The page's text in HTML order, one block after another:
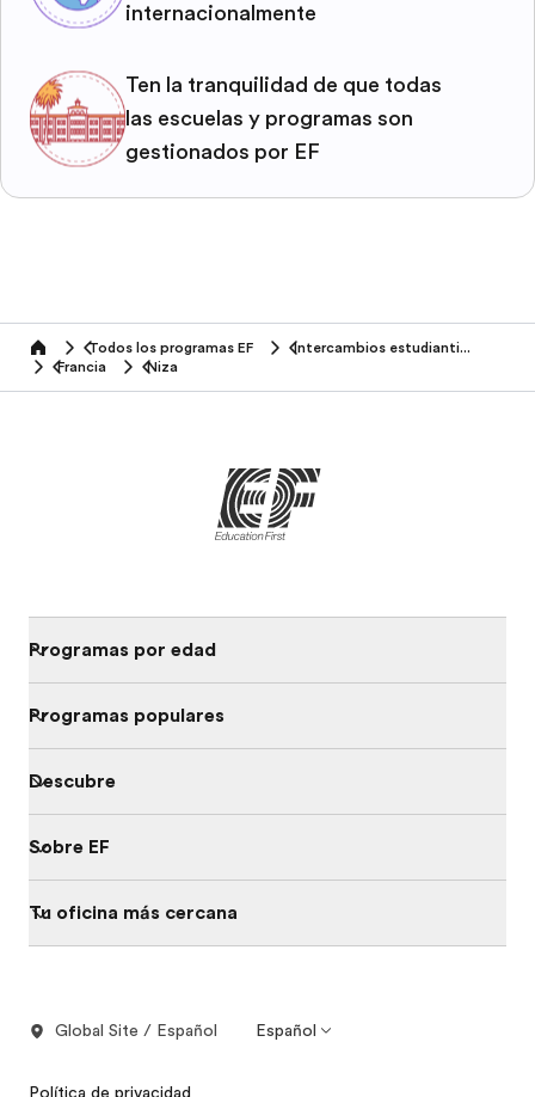
internacionalmente
Ten la tranquilidad de que todas
las escuelas y programas son
gestionados por EF
home Todos los programas EF
Intercambios estudiantiles
Francia
Niza
Programas por edad
Programas populares
Descubre
Sobre EF
Tu oficina más cercana
Global Site / Español Español
Política de privacidad